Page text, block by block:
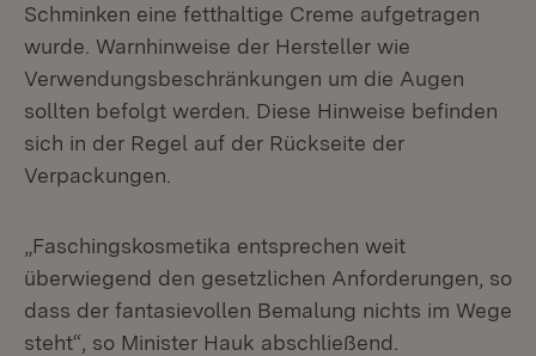
Schminken eine fetthaltige Creme aufgetragen
wurde. Warnhinweise der Hersteller wie
Verwendungsbeschränkungen um die Augen
sollten befolgt werden. Diese Hinweise befinden
sich in der Regel auf der Rückseite der
Verpackungen.
„Faschingskosmetika entsprechen weit
überwiegend den gesetzlichen Anforderungen, so
dass der fantasievollen Bemalung nichts im Wege
steht“, so Minister Hauk abschließend.